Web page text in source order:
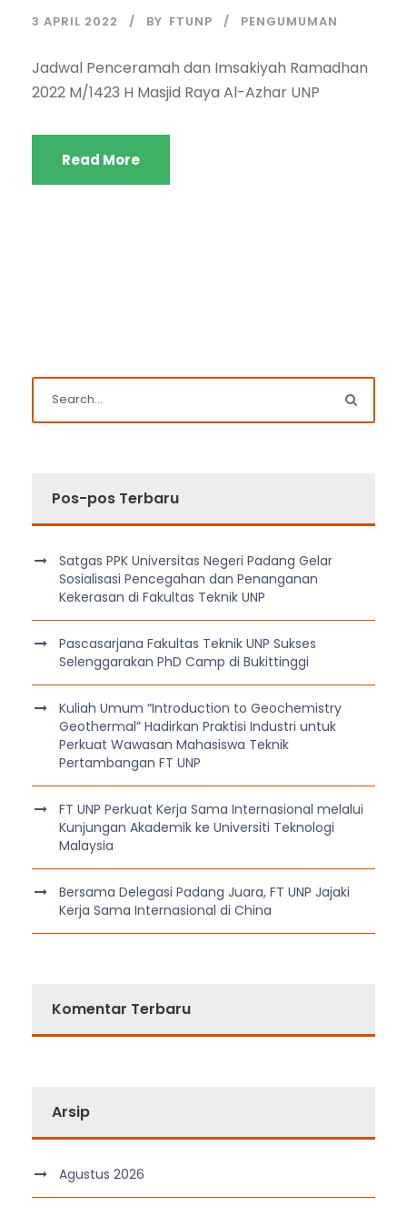
3 APRIL 2022 BY FTUNP PENGUMUMAN
Jadwal Penceramah dan Imsakiyah Ramadhan
2022 M/1423 H Masjid Raya Al-Azhar UNP
Read More
Pos-pos Terbaru
Satgas PPK Universitas Negeri Padang Gelar
Sosialisasi Pencegahan dan Penanganan
Kekerasan di Fakultas Teknik UNP
Pascasarjana Fakultas Teknik UNP Sukses
Selenggarakan PhD Camp di Bukittinggi
Kuliah Umum “Introduction to Geochemistry
Geothermal” Hadirkan Praktisi Industri untuk
Perkuat Wawasan Mahasiswa Teknik
Pertambangan FT UNP
FT UNP Perkuat Kerja Sama Internasional melalui
Kunjungan Akademik ke Universiti Teknologi
Malaysia
Bersama Delegasi Padang Juara, FT UNP Jajaki
Kerja Sama Internasional di China
Komentar Terbaru
Arsip
Agustus 2026